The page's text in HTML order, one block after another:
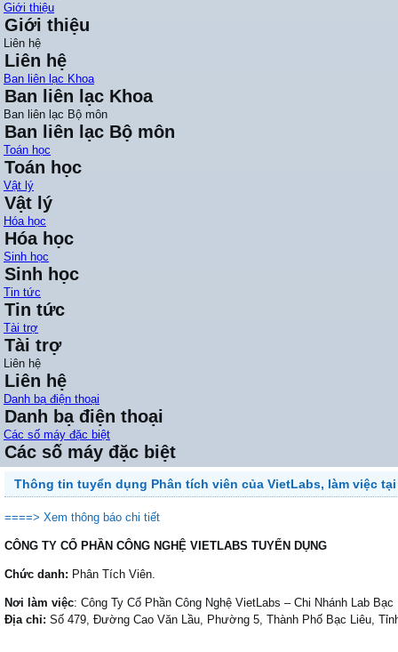
Giới thiệu
Giới thiệu
Liên hệ
Liên hệ
Ban liên lạc Khoa
Ban liên lạc Khoa
Ban liên lạc Bộ môn
Ban liên lạc Bộ môn
Toán học
Toán học
Vật lý
Vật lý
Hóa học
Hóa học
Sinh học
Sinh học
Tin tức
Tin tức
Tài trợ
Tài trợ
Liên hệ
Liên hệ
Danh bạ điện thoại
Danh bạ điện thoại
Các số máy đặc biệt
Các số máy đặc biệt
Thông tin tuyển dụng Phân tích viên của VietLabs, làm việc
====> Xem thông báo chi tiết
CÔNG TY CỔ PHẦN CÔNG NGHỆ VIETLABS TUYỂN DỤNG
Chức danh: Phân Tích Viên.
Nơi làm việc: Công Ty Cổ Phần Công Nghệ VietLabs – Chi Nhánh Lab Bạc
Địa chỉ: Số 479, Đường Cao Văn Lầu, Phường 5, Thành Phố Bạc Liêu,